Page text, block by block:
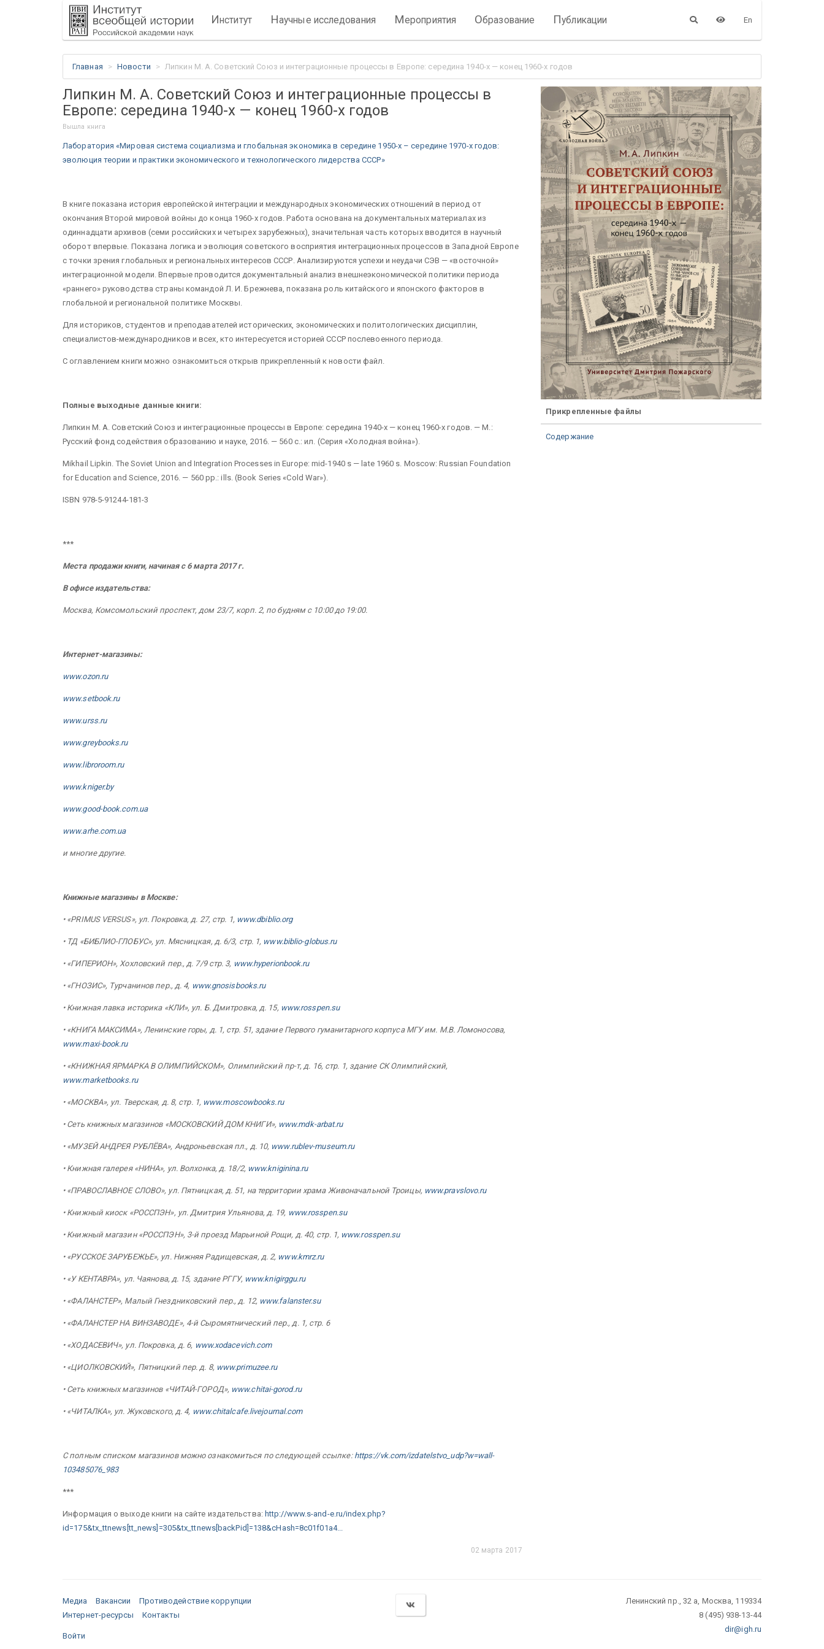
Институт Научные исследования Мероприятия Образование Публикации En
Главная Новости Липкин М. А. Советский Союз и интеграционные процессы в Европе: середина 1940-х — конец 1960-х годов
Липкин М. А. Советский Союз и интеграционные процессы в
Европе: середина 1940-х — конец 1960-х годов
Вышла книга
Лаборатория «Мировая система социализма и глобальная экономика в середине 1950-х – середине 1970-х годов:
эволюция теории и практики экономического и технологического лидерства СССР»
В книге показана история европейской интеграции и международных экономических отношений в период от
окончания Второй мировой войны до конца 1960-х годов. Работа основана на документальных материалах из
одиннадцати архивов (семи российских и четырех зарубежных), значительная часть которых вводится в научный
оборот впервые. Показана логика и эволюция советского восприятия интеграционных процессов в Западной Европе
с точки зрения глобальных и региональных интересов СССР. Анализируются успехи и неудачи СЭВ — «восточной»
интеграционной модели. Впервые проводится документальный анализ внешнеэкономической политики периода
«раннего» руководства страны командой Л. И. Брежнева, показана роль китайского и японского факторов в
глобальной и региональной политике Москвы.
Для историков, студентов и преподавателей исторических, экономических и политологических дисциплин,
специалистов-международников и всех, кто интересуется историей СССР послевоенного периода.
С оглавлением книги можно ознакомиться открыв прикрепленный к новости файл.
Полные выходные данные книги:
Липкин М. А. Советский Союз и интеграционные процессы в Европе: середина 1940-х — конец 1960-х годов. — М.:
Русский фонд содействия образованию и науке, 2016. — 560 с.: ил. (Серия «Холодная война»).
Mikhail Lipkin. The Soviet Union and Integration Processes in Europe: mid-1940 s — late 1960 s. Moscow: Russian Foundation
for Education and Science, 2016. — 560 pp.: ills. (Book Series «Cold War»).
ISBN 978-5-91244-181-3
***
Места продажи книги, начиная с 6 марта 2017 г.
В офисе издательства:
Москва, Комсомольский проспект, дом 23/7, корп. 2, по будням с 10:00 до 19:00.
Интернет-магазины:
www.ozon.ru
www.setbook.ru
www.urss.ru
www.greybooks.ru
www.libroroom.ru
www.kniger.by
www.good-book.com.ua
www.arhe.com.ua
и многие другие.
Книжные магазины в Москве:
• «PRIMUS VERSUS», ул. Покровка, д. 27, стр. 1, www.dbiblio.org
• ТД «БИБЛИО-ГЛОБУС», ул. Мясницкая, д. 6/3, стр. 1, www.biblio-globus.ru
• «ГИПЕРИОН», Хохловский пер., д. 7/9 стр. 3, www.hyperionbook.ru
• «ГНОЗИС», Турчанинов пер., д. 4, www.gnosisbooks.ru
• Книжная лавка историка «КЛИ», ул. Б. Дмитровка, д. 15, www.rosspen.su
• «КНИГА МАКСИМА», Ленинские горы, д. 1, стр. 51, здание Первого гуманитарного корпуса МГУ им. М.В. Ломоносова,
www.maxi-book.ru
• «КНИЖНАЯ ЯРМАРКА В ОЛИМПИЙСКОМ», Олимпийский пр-т, д. 16, стр. 1, здание СК Олимпийский,
www.marketbooks.ru
• «МОСКВА», ул. Тверская, д. 8, стр. 1, www.moscowbooks.ru
• Сеть книжных магазинов «МОСКОВСКИЙ ДОМ КНИГИ», www.mdk-arbat.ru
• «МУЗЕЙ АНДРЕЯ РУБЛЁВА», Андроньевская пл., д. 10, www.rublev-museum.ru
• Книжная галерея «НИНА», ул. Волхонка, д. 18/2, www.kniginina.ru
• «ПРАВОСЛАВНОЕ СЛОВО», ул. Пятницкая, д. 51, на территории храма Живоначальной Троицы, www.pravslovo.ru
• Книжный киоск «РОССПЭН», ул. Дмитрия Ульянова, д. 19, www.rosspen.su
• Книжный магазин «РОССПЭН», 3-й проезд Марьиной Рощи, д. 40, стр. 1, www.rosspen.su
• «РУССКОЕ ЗАРУБЕЖЬЕ», ул. Нижняя Радищевская, д. 2, www.kmrz.ru
• «У КЕНТАВРА», ул. Чаянова, д. 15, здание РГГУ, www.knigirggu.ru
• «ФАЛАНСТЕР», Малый Гнездниковский пер., д. 12, www.falanster.su
• «ФАЛАНСТЕР НА ВИНЗАВОДЕ», 4-й Сыромятнический пер., д. 1, стр. 6
• «ХОДАСЕВИЧ», ул. Покровка, д. 6, www.xodacevich.com
• «ЦИОЛКОВСКИЙ», Пятницкий пер. д. 8, www.primuzee.ru
• Сеть книжных магазинов «ЧИТАЙ-ГОРОД», www.chitai-gorod.ru
• «ЧИТАЛКА», ул. Жуковского, д. 4, www.chitalcafe.livejournal.com
С полным списком магазинов можно ознакомиться по следующей ссылке: https://vk.com/izdatelstvo_udp?w=wall-
103485076_983
***
Информация о выходе книги на сайте издательства: http://www.s-and-e.ru/index.php?
id=175&tx_ttnews[tt_news]=305&tx_ttnews[backPid]=138&cHash=8c01f01a4...
02 марта 2017
Прикрепленные файлы
Содержание
Медиа Вакансии
Противодействие коррупции
Интернет-ресурсы
Контакты
Войти
Ленинский пр., 32 а, Москва, 119334
8 (495) 938-13-44
dir@igh.ru